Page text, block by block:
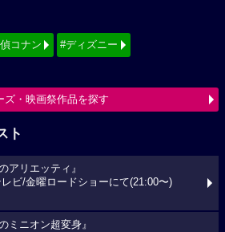
コナン #ディズニー
ズ・映画祭作品を探す
ト
アリエッティ』
ビ/金曜ロードショーにて(21:00〜)
ミニオン超変身』